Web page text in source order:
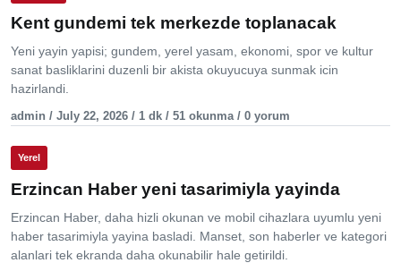
Kent gundemi tek merkezde toplanacak
Yeni yayin yapisi; gundem, yerel yasam, ekonomi, spor ve kultur
sanat basliklarini duzenli bir akista okuyucuya sunmak icin
hazirlandi.
admin / July 22, 2026 / 1 dk / 51 okunma / 0 yorum
Yerel
Erzincan Haber yeni tasarimiyla yayinda
Erzincan Haber, daha hizli okunan ve mobil cihazlara uyumlu yeni
haber tasarimiyla yayina basladi. Manset, son haberler ve kategori
alanlari tek ekranda daha okunabilir hale getirildi.